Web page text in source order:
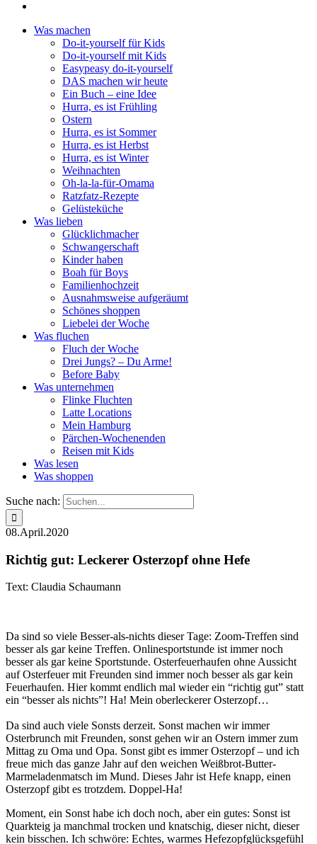
Was machen
Do-it-yourself für Kids
Do-it-yourself mit Kids
Easypeasy do-it-yourself
DAS machen wir heute
Ein Buch – eine Idee
Hurra, es ist Frühling
Ostern
Hurra, es ist Sommer
Hurra, es ist Herbst
Hurra, es ist Winter
Weihnachten
Oh-la-la-für-Omama
Ratzfatz-Rezepte
Gelüsteküche
Was lieben
Glücklichmacher
Schwangerschaft
Kinder haben
Boah für Boys
Familienhochzeit
Ausnahmsweise aufgeräumt
Schönes shoppen
Liebelei der Woche
Was fluchen
Fluch der Woche
Drei Jungs? – Du Arme!
Before Baby
Was unternehmen
Flinke Fluchten
Latte Locations
Mein Hamburg
Pärchen-Wochenenden
Reisen mit Kids
Was lesen
Was shoppen
Suche nach:
08.April.2020
Richtig gut: Leckerer Osterzopf ohne Hefe
Text: Claudia Schaumann
Da sind so viele Besser-als-nichts dieser Tage: Zoom-Treffen sind
besser als gar keine Treffen. Onlinesportstunde ist immer noch
besser als gar keine Sportstunde. Osterfeuerhaufen ohne Aussicht
auf Osterfeuer mit Freunden sind immer noch besser als gar kein
Feuerhaufen. Hier kommt endlich mal wieder ein “richtig gut” statt
ein “besser als nichts”! Ha! Mein oberleckerer Osterzopf…
Da sind auch viele Sonsts derzeit. Sonst machen wir immer
Osterbrunch mit Freunden, sonst gehen wir an Ostern immer zum
Mittag zu Oma und Opa. Sonst gibt es immer Osterzopf – und ich
freue mich das ganze Jahr auf den weichen Weißbrot-Butter-
Marmeladenmatsch im Mund. Dieses Jahr ist Hefe knapp, einen
Osterzopf gibt es trotzdem. Doppel-Ha!
Moment, ein Sonst habe ich doch noch, aber ein gutes: Sonst ist
Quarkteig ja manchmal trocken und knatschig, dieser nicht, dieser
kein bisschen. Ich schwöre: Echtes, warmes Hefezopfglücksgefühl